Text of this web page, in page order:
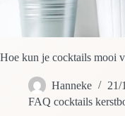
Hoe kun je cocktails mooi
Hanneke
21/
FAQ cocktails